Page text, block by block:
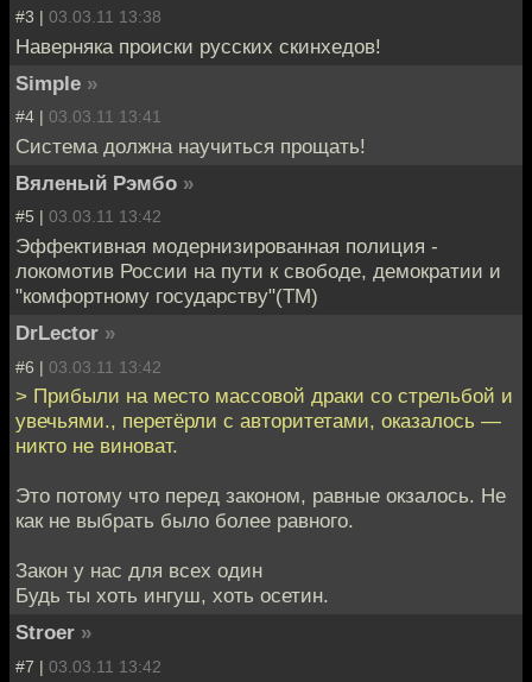
#3 | 03.03.11 13:38
Наверняка происки русских скинхедов!
Simple »
#4 | 03.03.11 13:41
Система должна научиться прощать!
Вяленый Рэмбо »
#5 | 03.03.11 13:42
Эффективная модернизированная полиция -
локомотив России на пути к свободе, демократии и
"комфортному государству"(ТМ)
DrLector »
#6 | 03.03.11 13:42
> Прибыли на место массовой драки со стрельбой и
увечьями., перетёрли с авторитетами, оказалось —
никто не виноват.
Это потому что перед законом, равные окзалось. Не
как не выбрать было более равного.
Закон у нас для всех один
Будь ты хоть ингуш, хоть осетин.
Stroer »
#7 | 03.03.11 13:42